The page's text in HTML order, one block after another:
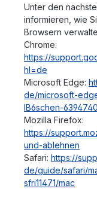
Unter den
informieren, wie
Browsern
Chrome:
https://
hl=de
Microsoft Edge:
de/microsoft-
lB6schen-
Mozilla Firefox:
https://
und-ablehnen
Safari: https://
de/guide/safari/
sfri11471/mac